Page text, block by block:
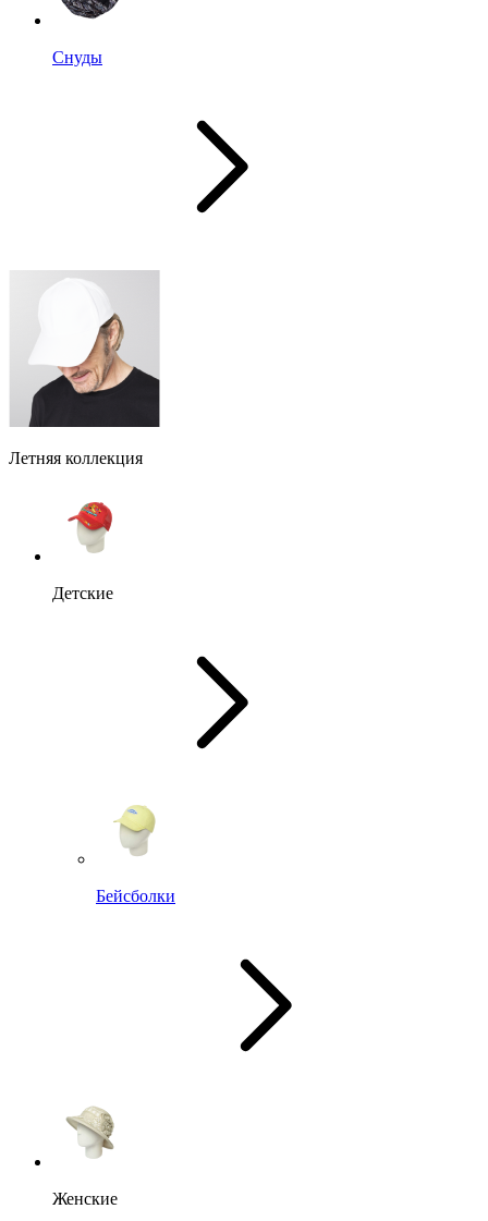
Снуды
Летняя коллекция
Детские
Бейсболки
Женские